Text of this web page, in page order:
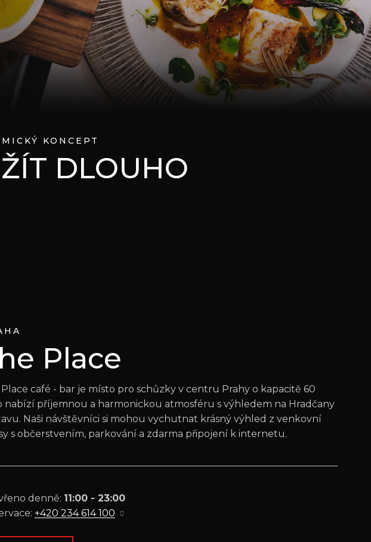
KONCEPT
DLOUHO
Place
café - bar je místo pro schůzky v centru Prahy o kapacitě 60
nabízí příjemnou a harmonickou atmosféru s výhledem na Hradčany
Naši návštěvníci si mohou vychutnat krásný výhled z venkovní
s občerstvením, parkování a zdarma připojení k internetu.
denně: 11:00 - 23:00
+420 234 614 100